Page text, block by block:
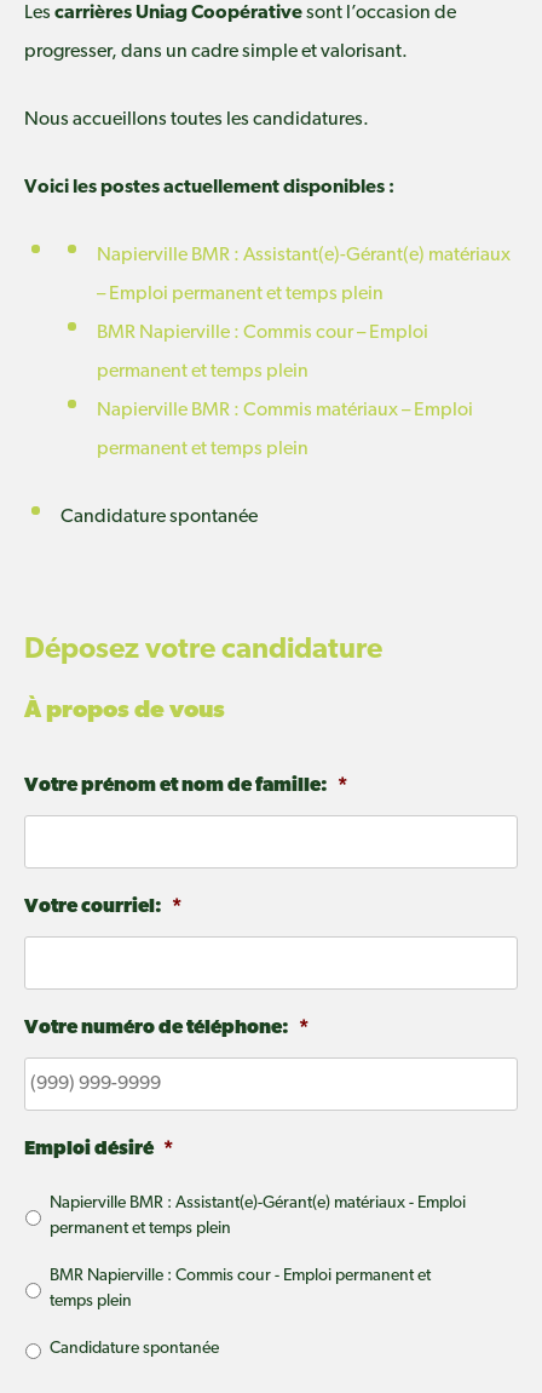
Les carrières Uniag Coopérativesont l’occasion de
progresser, dans un cadre simple et valorisant.
Nous accueillons toutes les candidatures.
Voici les postes actuellement disponibles :
Napierville BMR : Assistant(e)-Gérant(e) matériaux
– Emploi permanent et temps plein
BMR Napierville : Commis cour – Emploi
permanent et temps plein
Napierville BMR : Commis matériaux – Emploi
permanent et temps plein
Candidature spontanée
Déposez votre candidature
À propos de vous
Votre prénom et nom de famille: *
Votre courriel: *
Votre numéro de téléphone: *
Emploi désiré *
Napierville BMR : Assistant(e)-Gérant(e) matériaux - Emploi
permanent et temps plein
BMR Napierville : Commis cour - Emploi permanent et
temps plein
Candidature spontanée